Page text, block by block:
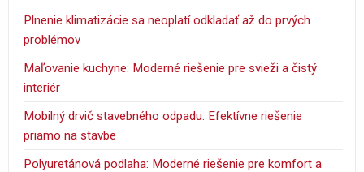
Plnenie klimatizácie sa neoplatí odkladať až do prvých
problémov
Maľovanie kuchyne: Moderné riešenie pre svieži a čistý
interiér
Mobilný drvič stavebného odpadu: Efektívne riešenie
priamo na stavbe
Polyuretánová podlaha: Moderné riešenie pre komfort a